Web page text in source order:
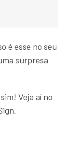
é esse no seu
surpresa
Veja aí no